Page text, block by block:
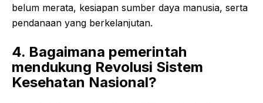
belum merata, kesiapan sumber daya manusia, serta
pendanaan yang berkelanjutan.
4. Bagaimana pemerintah
mendukung Revolusi Sistem
Kesehatan Nasional?